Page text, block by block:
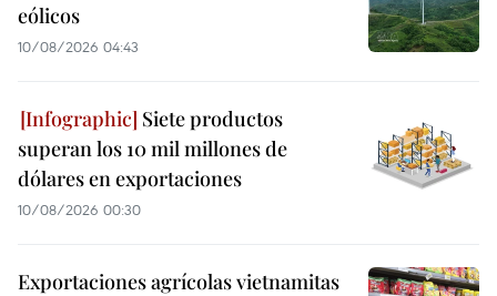
eólicos
10/08/2026 04:43
Siete productos
superan los 10 mil millones de
dólares en exportaciones
10/08/2026 00:30
Exportaciones agrícolas vietnamitas